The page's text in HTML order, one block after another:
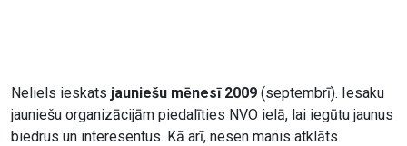
Neliels ieskats jauniešu mēnesī 2009 (septembrī). Iesaku
jauniešu organizācijām piedalīties NVO ielā, lai iegūtu jaunus
biedrus un interesentus. Kā arī, nesen manis atklāts